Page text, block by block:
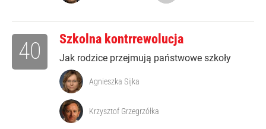
Szkolna kontrrewolucja
Jak rodzice przejmują państwowe szkoły
40
Agnieszka Sijka
Krzysztof Grzegrzółka